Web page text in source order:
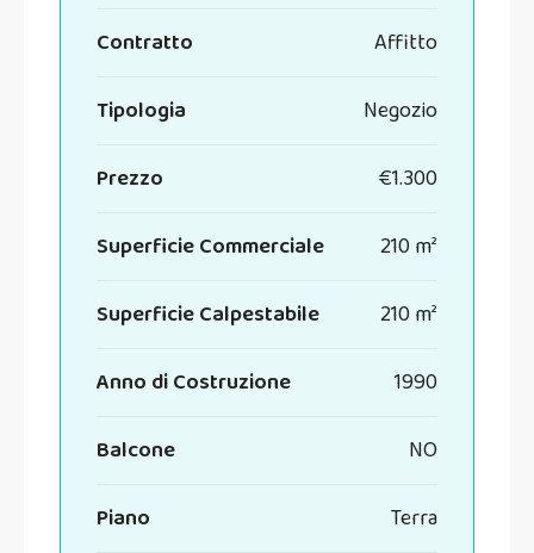
Contratto Affitto
Tipologia Negozio
Prezzo €1.300
Superficie Commerciale 210 m²
Superficie Calpestabile 210 m²
Anno di Costruzione 1990
Balcone NO
Piano Terra